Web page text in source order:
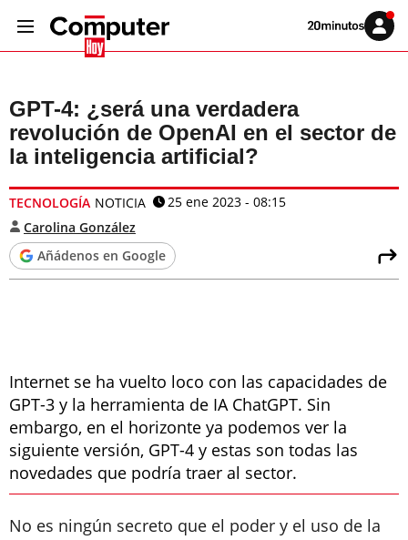
Volver
Iniciar
sesión
GPT-4: ¿será una verdadera
revolución de OpenAI en el sector de
la inteligencia artificial?
TECNOLOGÍA NOTICIA
25 ene 2023 - 08:15
Carolina González
Añádenos en Google
Internet se ha vuelto loco con las capacidades de
GPT-3 y la herramienta de IA ChatGPT. Sin
embargo, en el horizonte ya podemos ver la
siguiente versión, GPT-4 y estas son todas las
novedades que podría traer al sector.
No es ningún secreto que el poder y el uso de la